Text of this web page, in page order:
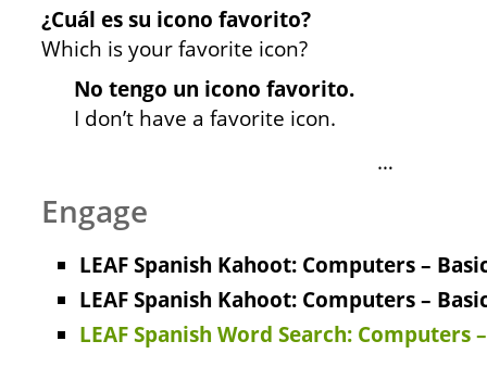
¿Cuál es su icono favorito?
Which is your favorite icon?
No tengo un icono favorito.
I don’t have a favorite icon.
…
Engage
LEAF Spanish Kahoot: Computers –
LEAF Spanish Kahoot: Computers –
LEAF Spanish Word Search: Computers